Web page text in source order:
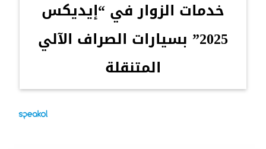
خدمات الزوار في “إيديكس
2025” بسيارات الصراف الآلي
المتنقلة